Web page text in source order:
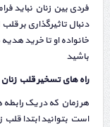
فردی بین زنان نباید
دنبال تاثیرگذاری بر
خانواده او تا خرید
باشید
راه های تسخیر قلب زنان
هر زمان که در یک
است بتوانید ابتدا